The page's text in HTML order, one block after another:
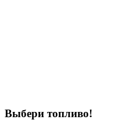
Выбери топливо!